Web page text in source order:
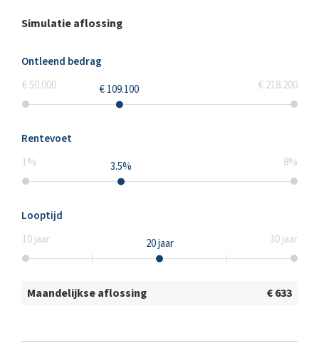
Simulatie aflossing
Ontleend bedrag
€ 50.000
€ 109.100 € 218.200
Rentevoet
1% 3.5% 8%
Looptijd
10jaar 20jaar 30jaar
Maandelijkse aflossing € 633